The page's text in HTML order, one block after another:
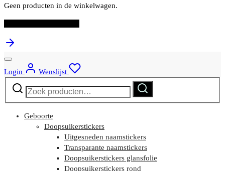
Geen producten in de winkelwagen.
Login
Wenslijst
Zoeken
naar:
Zoeken
Geboorte
Doopsuikerstickers
Uitgesneden naamstickers
Transparante naamstickers
Doopsuikerstickers glansfolie
Doopsuikerstickers rond